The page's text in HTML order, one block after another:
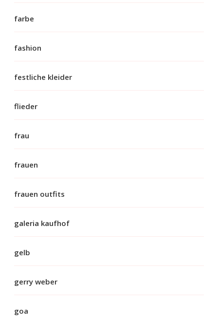
farbe
fashion
festliche kleider
flieder
frau
frauen
frauen outfits
galeria kaufhof
gelb
gerry weber
goa